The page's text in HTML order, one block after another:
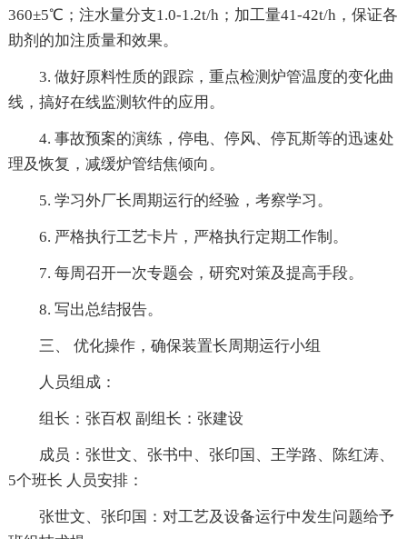
360±5℃；注水量分支1.0-1.2t/h；加工量41-42t/h，保证各
助剂的加注质量和效果。
3. 做好原料性质的跟踪，重点检测炉管温度的变化曲
线，搞好在线监测软件的应用。
4. 事故预案的演练，停电、停风、停瓦斯等的迅速处
理及恢复，减缓炉管结焦倾向。
5. 学习外厂长周期运行的经验，考察学习。
6. 严格执行工艺卡片，严格执行定期工作制。
7. 每周召开一次专题会，研究对策及提高手段。
8. 写出总结报告。
三、 优化操作，确保装置长周期运行小组
人员组成：
组长：张百权 副组长：张建设
成员：张世文、张书中、张印国、王学路、陈红涛、
5个班长 人员安排：
张世文、张印国：对工艺及设备运行中发生问题给予